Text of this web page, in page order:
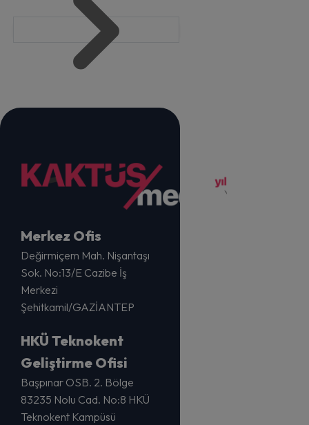
Merkez Ofis
Değirmiçem Mah. Nişantaşı
Sok. No:13/E Cazibe İş
Merkezi
Şehitkamil/GAZİANTEP
HKÜ Teknokent
Geliştirme Ofisi
Başpınar OSB. 2. Bölge
83235 Nolu Cad. No:8 HKÜ
Teknokent Kampüsü